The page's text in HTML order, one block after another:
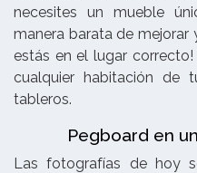
necesites un mueble
manera barata de mejorar
estás en el lugar
cualquier habitación de
tableros.
Pegboard en
Las fotografías de hoy